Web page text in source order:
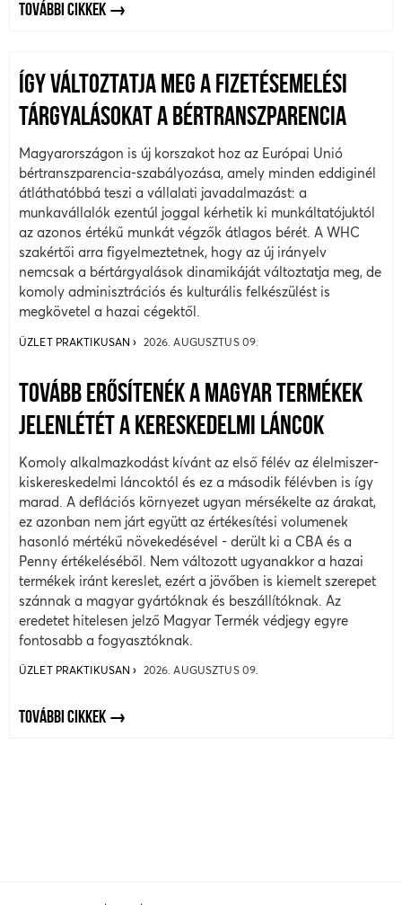
TOVÁBBI CIKKEK
ÍGY VÁLTOZTATJA MEG A FIZETÉSEMELÉSI
TÁRGYALÁSOKAT A BÉRTRANSZPARENCIA
Magyarországon is új korszakot hoz az Európai Unió
bértranszparencia-szabályozása, amely minden eddiginél
átláthatóbbá teszi a vállalati javadalmazást: a
munkavállalók ezentúl joggal kérhetik ki munkáltatójuktól
az azonos értékű munkát végzők átlagos bérét. A WHC
szakértői arra figyelmeztetnek, hogy az új irányelv
nemcsak a bértárgyalások dinamikáját változtatja meg, de
komoly adminisztrációs és kulturális felkészülést is
megkövetel a hazai cégektől.
ÜZLET PRAKTIKUSAN 2026. AUGUSZTUS 09.
TOVÁBB ERŐSÍTENÉK A MAGYAR TERMÉKEK
JELENLÉTÉT A KERESKEDELMI LÁNCOK
Komoly alkalmazkodást kívánt az első félév az élelmiszer-
kiskereskedelmi láncoktól és ez a második félévben is így
marad. A deflációs környezet ugyan mérsékelte az árakat,
ez azonban nem járt együtt az értékesítési volumenek
hasonló mértékű növekedésével - derült ki a CBA és a
Penny értékeléséből. Nem változott ugyanakkor a hazai
termékek iránt kereslet, ezért a jövőben is kiemelt szerepet
szánnak a magyar gyártóknak és beszállítóknak. Az
eredetet hitelesen jelző Magyar Termék védjegy egyre
fontosabb a fogyasztóknak.
ÜZLET PRAKTIKUSAN 2026. AUGUSZTUS 09.
TOVÁBBI CIKKEK